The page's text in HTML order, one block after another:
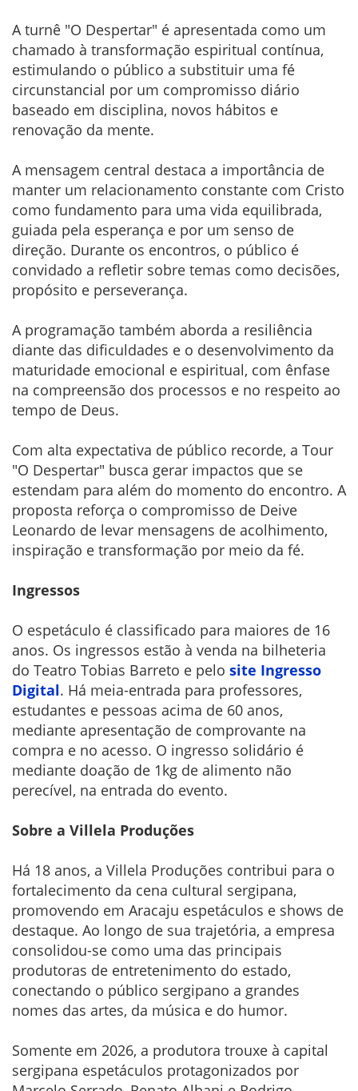
A turnê "O Despertar" é apresentada como um
chamado à transformação espiritual contínua,
estimulando o público a substituir uma fé
circunstancial por um compromisso diário
baseado em disciplina, novos hábitos e
renovação da mente.
A mensagem central destaca a importância de
manter um relacionamento constante com Cristo
como fundamento para uma vida equilibrada,
guiada pela esperança e por um senso de
direção. Durante os encontros, o público é
convidado a refletir sobre temas como decisões,
propósito e perseverança.
A programação também aborda a resiliência
diante das dificuldades e o desenvolvimento da
maturidade emocional e espiritual, com ênfase
na compreensão dos processos e no respeito ao
tempo de Deus.
Com alta expectativa de público recorde, a Tour
"O Despertar" busca gerar impactos que se
estendam para além do momento do encontro. A
proposta reforça o compromisso de Deive
Leonardo de levar mensagens de acolhimento,
inspiração e transformação por meio da fé.
Ingressos
O espetáculo é classificado para maiores de 16
anos. Os ingressos estão à venda na bilheteria
do Teatro Tobias Barreto e pelo site Ingresso
Digital. Há meia-entrada para professores,
estudantes e pessoas acima de 60 anos,
mediante apresentação de comprovante na
compra e no acesso. O ingresso solidário é
mediante doação de 1kg de alimento não
perecível, na entrada do evento.
Sobre a Villela Produções
Há 18 anos, a Villela Produções contribui para o
fortalecimento da cena cultural sergipana,
promovendo em Aracaju espetáculos e shows de
destaque. Ao longo de sua trajetória, a empresa
consolidou-se como uma das principais
produtoras de entretenimento do estado,
conectando o público sergipano a grandes
nomes das artes, da música e do humor.
Somente em 2026, a produtora trouxe à capital
sergipana espetáculos protagonizados por